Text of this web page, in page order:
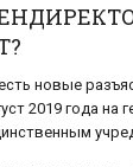
новые
2019 года на